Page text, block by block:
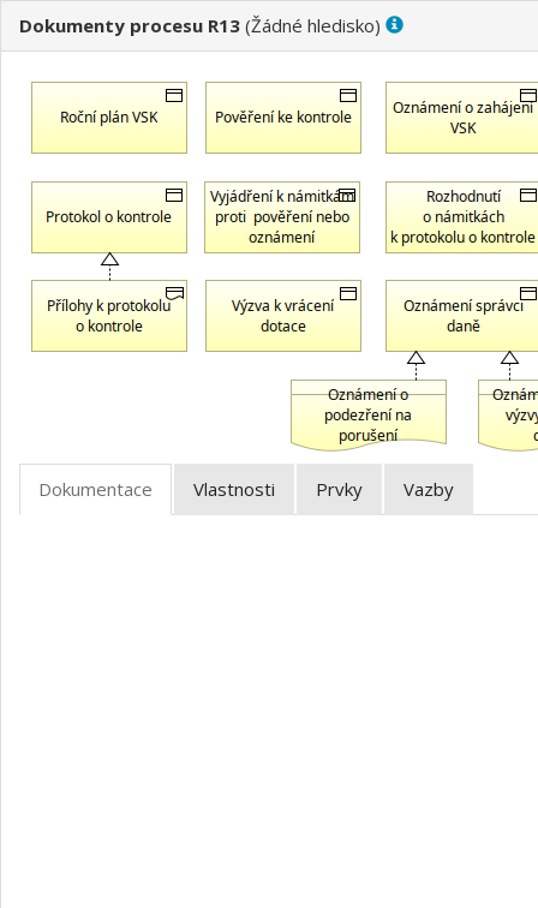
Dokumenty procesu R13 ( )